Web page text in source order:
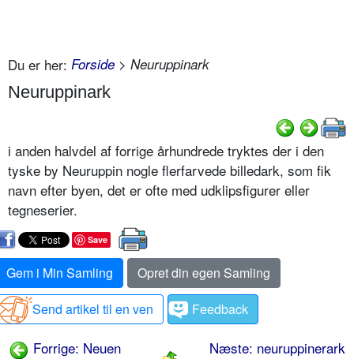
Du er her: Forside > Neuruppinark
Neuruppinark
i anden halvdel af forrige århundrede tryktes der i den
tyske by Neuruppin nogle flerfarvede billedark, som fik
navn efter byen, det er ofte med udklipsfigurer eller
tegneserier.
Save
Gem i Min Samling
Opret din egen Samling
Send artikel til en ven
Feedback
Forrige: Neuen
Næste: neuruppinerark